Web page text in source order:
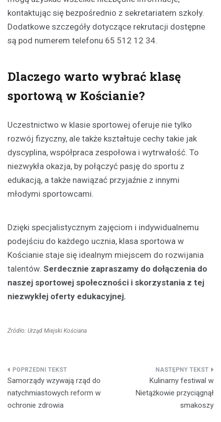
kontaktując się bezpośrednio z sekretariatem szkoły.
Dodatkowe szczegóły dotyczące rekrutacji dostępne
są pod numerem telefonu 65 512 12 34.
Dlaczego warto wybrać klasę
sportową w Kościanie?
Uczestnictwo w klasie sportowej oferuje nie tylko
rozwój fizyczny, ale także kształtuje cechy takie jak
dyscyplina, współpraca zespołowa i wytrwałość. To
niezwykła okazja, by połączyć pasję do sportu z
edukacją, a także nawiązać przyjaźnie z innymi
młodymi sportowcami.
Dzięki specjalistycznym zajęciom i indywidualnemu
podejściu do każdego ucznia, klasa sportowa w
Kościanie staje się idealnym miejscem do rozwijania
talentów. Serdecznie zapraszamy do dołączenia do
naszej sportowej społeczności i skorzystania z tej
niezwykłej oferty edukacyjnej.
Źródło: Urząd Miejski Kościana
Nawigacja
wpisu
Samorządy wzywają rząd do
natychmiastowych reform w
ochronie zdrowia
Kulinarny festiwal w
Nietążkowie przyciągnął
smakoszy